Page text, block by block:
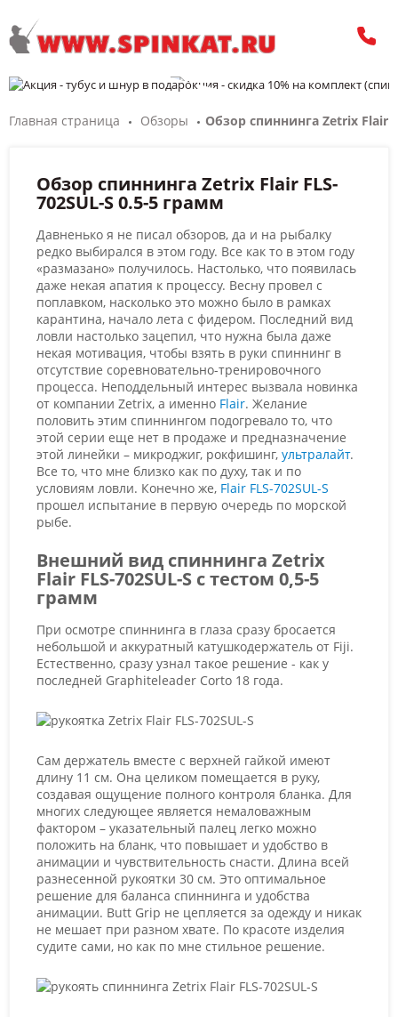
Главная страница Обзоры Обзор спиннинга Zetrix Flair
Обзор спиннинга Zetrix Flair FLS-
702SUL-S 0.5-5 грамм
Давненько я не писал обзоров, да и на рыбалку
редко выбирался в этом году. Все как то в этом году
«размазано» получилось. Настолько, что появилась
даже некая апатия к процессу. Весну провел с
поплавком, насколько это можно было в рамках
карантина, начало лета с фидером. Последний вид
ловли настолько зацепил, что нужна была даже
некая мотивация, чтобы взять в руки спиннинг в
отсутствие соревновательно-тренировочного
процесса. Неподдельный интерес вызвала новинка
от компании Zetrix, а именно Flair. Желание
половить этим спиннингом подогревало то, что
этой серии еще нет в продаже и предназначение
этой линейки – микроджиг, рокфишинг, ультралайт.
Все то, что мне близко как по духу, так и по
условиям ловли. Конечно же, Flair FLS-702SUL-S
прошел испытание в первую очередь по морской
рыбе.
Внешний вид спиннинга Zetrix
Flair FLS-702SUL-S с тестом 0,5-5
грамм
При осмотре спиннинга в глаза сразу бросается
небольшой и аккуратный катушкодержатель от Fiji.
Естественно, сразу узнал такое решение - как у
последней Graphiteleader Corto 18 года.
Сам держатель вместе с верхней гайкой имеют
длину 11 см. Она целиком помещается в руку,
создавая ощущение полного контроля бланка. Для
многих следующее является немаловажным
фактором – указательный палец легко можно
положить на бланк, что повышает и удобство в
анимации и чувствительность снасти. Длина всей
разнесенной рукоятки 30 см. Это оптимальное
решение для баланса спиннинга и удобства
анимации. Butt Grip не цепляется за одежду и никак
не мешает при разном хвате. По красоте изделия
судите сами, но как по мне стильное решение.